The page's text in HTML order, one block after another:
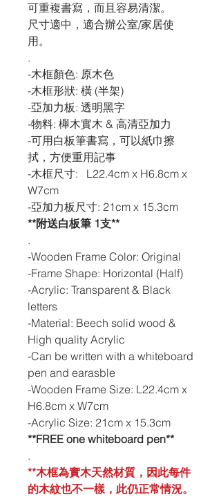
可重複書寫，而且容易清潔。
尺寸適中，適合辦公室/家居使
用。
.
-木框顏色: 原木色
-木框形狀: 橫 (半架)
-亞加力板: 透明黑字
-物料: 櫸木實木 & 高清亞加力
-可用白板筆書寫，可以紙巾擦
拭，方便重用記事
-木框尺寸: L22.4cm x H6.8cm x
W7cm
-亞加力板尺寸: 21cm x 15.3cm
**附送白板筆 1支**
.
-Wooden Frame Color: Original
-Frame Shape: Horizontal (Half)
-Acrylic: Transparent & Black
letters
-Material: Beech solid wood &
High quality Acrylic
-Can be written with a whiteboard
pen and earasble
-Wooden Frame Size: L22.4cm x
H6.8cm x W7cm
-Acrylic Size: 21cm x 15.3cm
**FREE one whiteboard pen**
.
**木框為實木天然材質，因此每件
的木紋也不一樣，此仍正常情況。